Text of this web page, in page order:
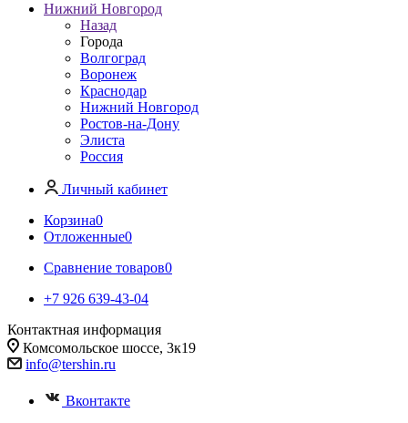
Нижний Новгород
Назад
Города
Волгоград
Воронеж
Краснодар
Нижний Новгород
Ростов-на-Дону
Элиста
Россия
Личный кабинет
Корзина0
Отложенные0
Сравнение товаров0
+7 926 639-43-04
Контактная информация
Комсомольское шоссе, 3к19
info@tershin.ru
Вконтакте